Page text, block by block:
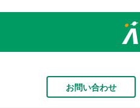
お問い合わせ